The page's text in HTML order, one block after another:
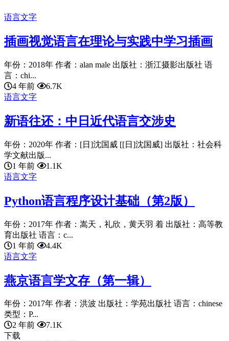
语言文字
插画视觉语言在理论与实践中学习插画
年份：2018年 作者：alan male 出版社：浙江摄影出版社 语
言：chi...
4 年前
6.7K
语言文字
新语往还：中日近代语言交涉史
年份：2020年 作者：[日]沈国威 [[日]沈国威] 出版社：社会科
学文献出版...
1 年前
1.1K
语言文字
Python语言程序设计基础（第2版）
年份：2017年 作者：嵩天，礼欣，黄天羽 着 出版社：高等教
育出版社 语言：c...
1 年前
4.4K
语言文字
燕京语言学文存（第一辑）
年份：2017年 作者：洪波 出版社：学苑出版社 语言：chinese
类型：P...
2 年前
7.1K
下载